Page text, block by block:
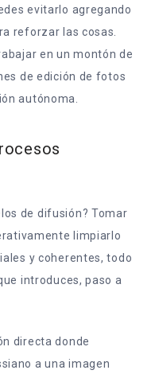
evitarlo agregando
reforzar las cosas.
en un montón de
de edición de fotos
autónoma.
de difusión? Tomar
limpiarlo
y coherentes, todo
introduces, paso a
directa donde
a una imagen